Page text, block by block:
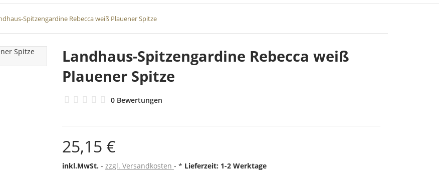
Spitzengardine Rebecca weiß Plauener Spitze
Landhaus-Spitzengardine Rebecca weiß
Plauener Spitze
0 Bewertungen
25,15 €
inkl.MwSt. zzgl. Versandkosten * Lieferzeit: 1-2 Werktage